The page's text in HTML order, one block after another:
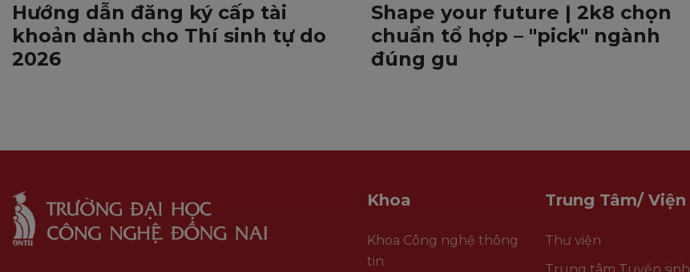
Hướng dẫn đăng ký cấp tài
khoản dành cho Thí sinh tự do
2026
Shape your future | 2k8 chọn
chuẩn tổ hợp – "pick" ngành
đúng gu
Khoa
Khoa Công nghệ thông
tin
Trung Tâm/ Viện
Thư viện